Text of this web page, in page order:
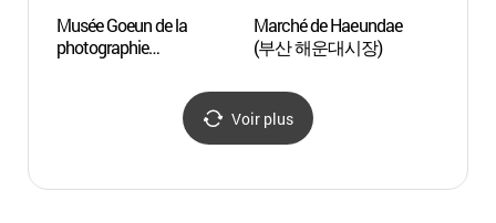
Musée Goeun de la
photographie
(고은컨템포러리사진미
Marché de Haeundae
(부산 해운대시장)
Voir plus